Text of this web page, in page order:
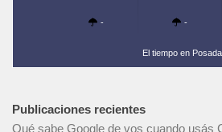
- -
El tiempo en
Publicaciones recientes
Qué sabe Google de vos cuando usás